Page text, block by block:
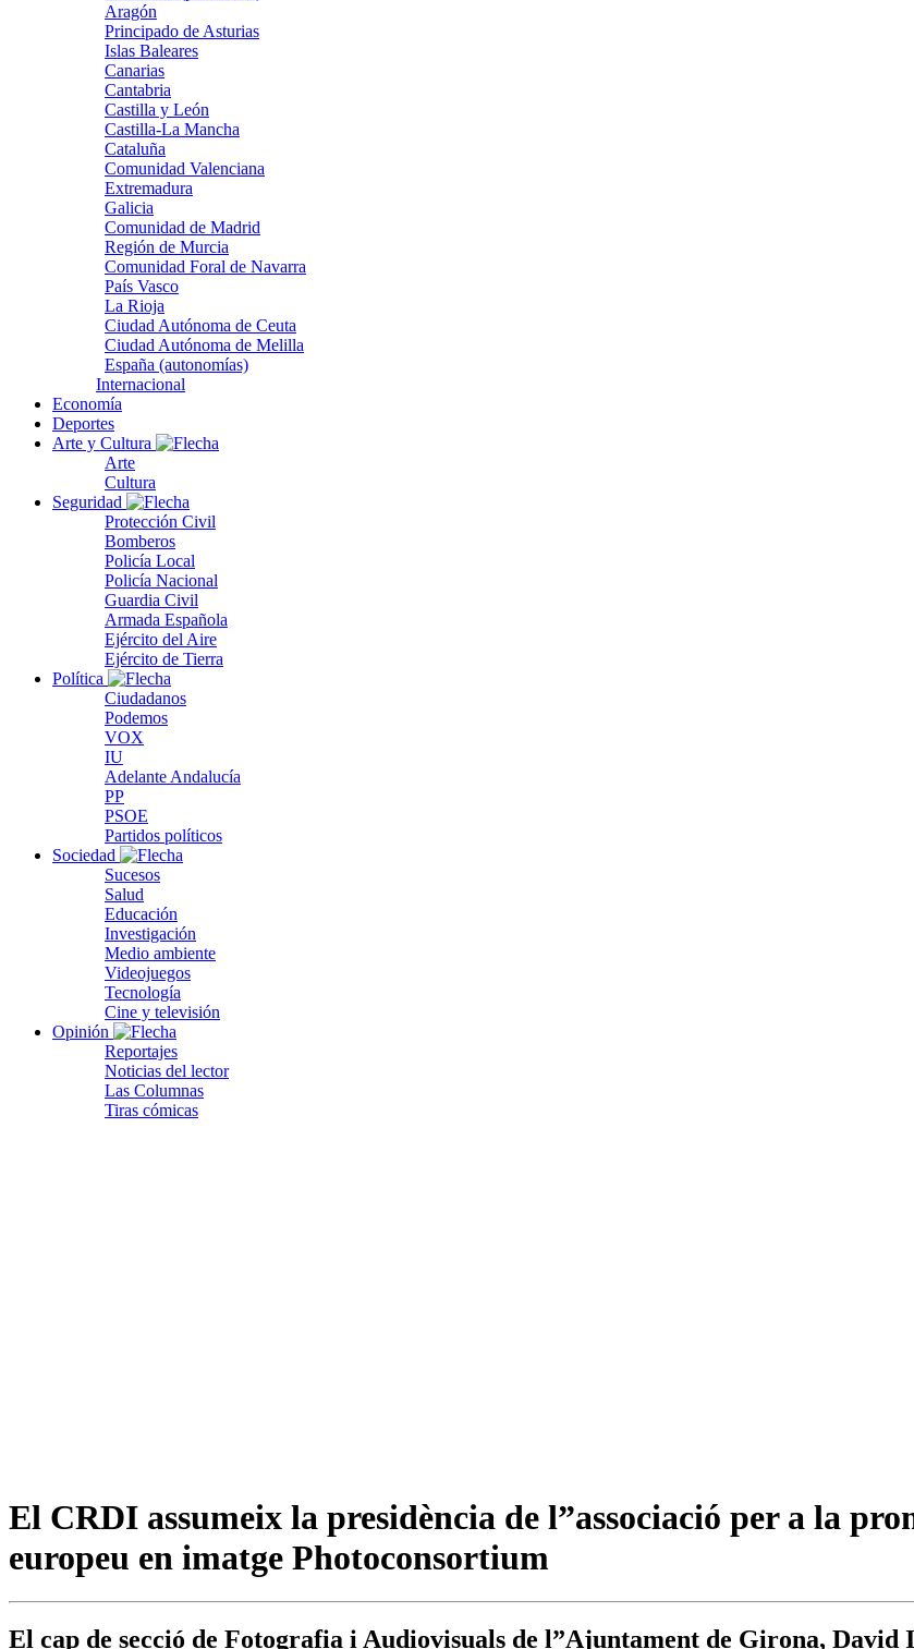
Aragón
Principado de Asturias
Islas Baleares
Canarias
Cantabria
Castilla y León
Castilla-La Mancha
Cataluña
Comunidad Valenciana
Extremadura
Galicia
Comunidad de Madrid
Región de Murcia
Comunidad Foral de Navarra
País Vasco
La Rioja
Ciudad Autónoma de Ceuta
Ciudad Autónoma de Melilla
España (autonomías)
Internacional
Economía
Deportes
Arte y Cultura
Arte
Cultura
Seguridad
Protección Civil
Bomberos
Policía Local
Policía Nacional
Guardia Civil
Armada Española
Ejército del Aire
Ejército de Tierra
Política
Ciudadanos
Podemos
VOX
IU
Adelante Andalucía
PP
PSOE
Partidos políticos
Sociedad
Sucesos
Salud
Educación
Investigación
Medio ambiente
Videojuegos
Tecnología
Cine y televisión
Opinión
Reportajes
Noticias del lector
Las Columnas
Tiras cómicas
El CRDI assumeix la presidència de l”associació per a la
europeu en imatge Photoconsortium
El cap de secció de Fotografia i Audiovisuals de l”Ajuntament de Girona, David